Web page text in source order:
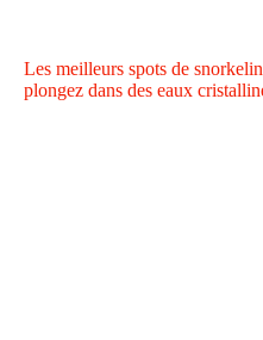
Les meilleurs spots de
plongez dans des eaux